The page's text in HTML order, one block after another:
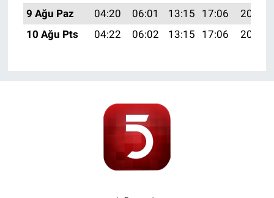
9 Ağu Paz
04:20 06:01 13:15 17:06
20:19
10 Ağu Pts
04:22 06:02 13:15 17:06 20:18